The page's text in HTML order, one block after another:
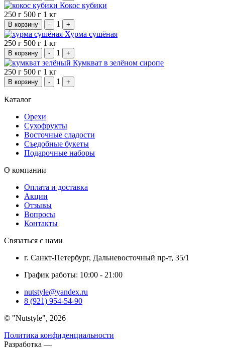
Кокос кубики
250 г 500 г 1 кг
В корзину - 1 +
Хурма сушёная
250 г 500 г 1 кг
В корзину - 1 +
Кумкват в зелёном сиропе
250 г 500 г 1 кг
В корзину - 1 +
Каталог
Орехи
Сухофрукты
Восточные сладости
Съедобные букеты
Подарочные наборы
О компании
Оплата и доставка
Акции
Отзывы
Вопросы
Контакты
Связаться с нами
г. Санкт-Петербург, Дальневосточный пр-т, 35/1
График работы: 10:00 - 21:00
nutstyle@yandex.ru
8 (921) 954-54-90
©
Nutstyle , 2026
Политика конфиденциальности
Разработка —